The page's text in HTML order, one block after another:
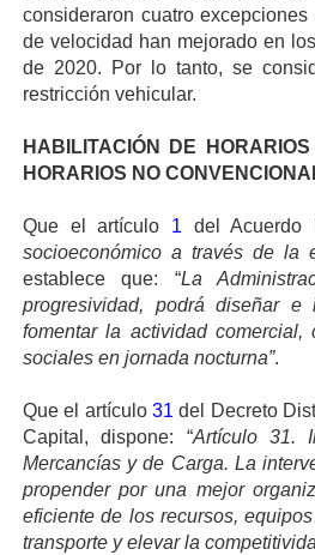
consideraron cuatro
de velocidad han mejorado en
de 2020. Por lo tanto, se
restricción vehicular.
HABILITACIÓN DE
HORARIOS NO
Que el artículo 1 del Acuerdo
socioeconómico a través de la
establece que: “La
progresividad, podrá diseñar e
fomentar la actividad
sociales en jornada nocturna”.
Que el artículo31 del Decreto
Capital, dispone: “Artículo 31.
Mercancías y de Carga. La
propender por una mejor
eficiente de los recursos,
transporte y elevar la